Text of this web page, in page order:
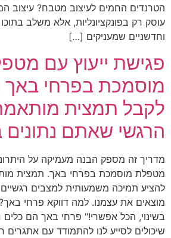
הטרנדים החמים לעיצוב מטבח? עיצוב
עוסק רק בפונקציונליות, אלא משלב
וחדשניים שמעניקים […]
פגישת ייעוץ עם
מוסמכת בפרחי באך
לקבל תמצית
הרגשי שאתם נתונים
מדריך זה מספק הבנה מעמיקה על
מטפלת מוסמכת בפרחי באך. תמצית
להציע תמיכה משמעותית למצבים
מוצאים את עצמנו. למה דווקא פרחי
בשינוי, הכל אפשרי!" פרחי באך הם כלים
שיכולים לסייע לנו להתמודד עם אתגרים